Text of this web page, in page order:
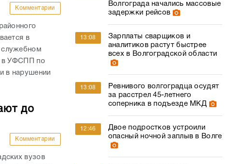
Комментарии
в
служебном
в УФСПП по
в нарушении
до
Комментарии
вузов
Волгограда начались массовые
задержки рейсов
13:08
Зарплаты сварщиков и
аналитиков растут быстрее
всех в Волгоградской области
13:08
Ревнивого волгоградца осудят
за расстрел 45-летнего
соперника в подъезде МКД
12:46
Двое подростков устроили
опасный ночной заплыв в Волге